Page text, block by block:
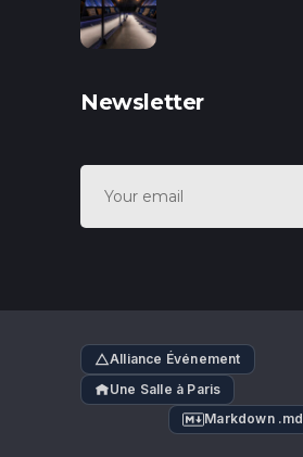
Newsletter
Alliance Événement
Une Salle à Paris
Markdown .md